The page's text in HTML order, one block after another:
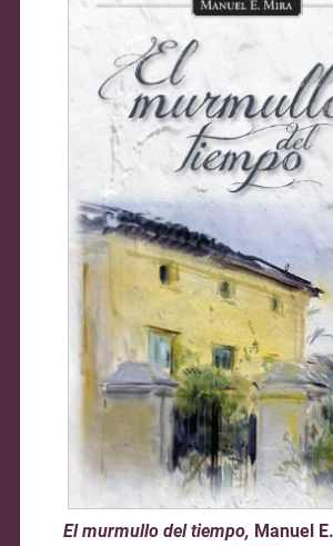
El murmullo del tiempo, Manuel